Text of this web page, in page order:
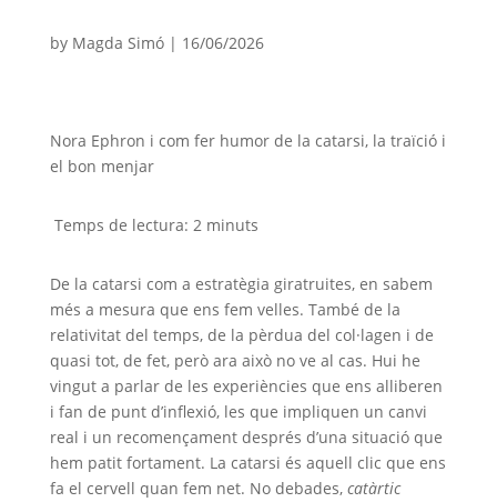
by Magda Simó| 16/06/2026
Nora Ephron i com fer humor de la catarsi, la traïció i
el bon menjar
Temps de lectura: 2 minuts
De la catarsi com a estratègia giratruites, en sabem
més a mesura que ens fem velles. També de la
relativitat del temps, de la pèrdua del col·lagen i de
quasi tot, de fet, però ara això no ve al cas. Hui he
vingut a parlar de les experiències que ens alliberen
i fan de punt d’inflexió, les que impliquen un canvi
real i un recomençament després d’una situació que
hem patit fortament. La catarsi és aquell clic que ens
fa el cervell quan fem net. No debades, catàrtic